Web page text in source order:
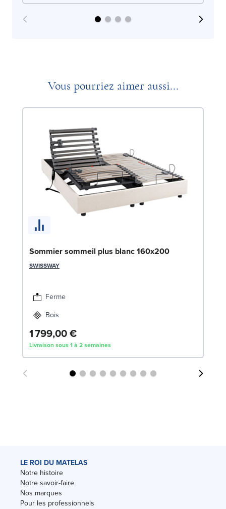
Vous pourriez aimer aussi...
Sommier sommeil plus blanc 160x200
SWISSWAY
Ferme
Bois
1 799,00 €
Livraison sous 1 à 2 semaines
LE ROI DU MATELAS
Notre histoire
Notre savoir-faire
Nos marques
Pour les professionnels